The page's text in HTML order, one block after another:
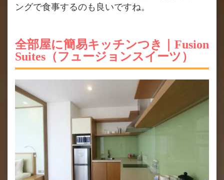
ングで食事するのも良いですね。
全部屋に簡易キッチンつき｜Fusion
Suites（フュージョンスイーツ）